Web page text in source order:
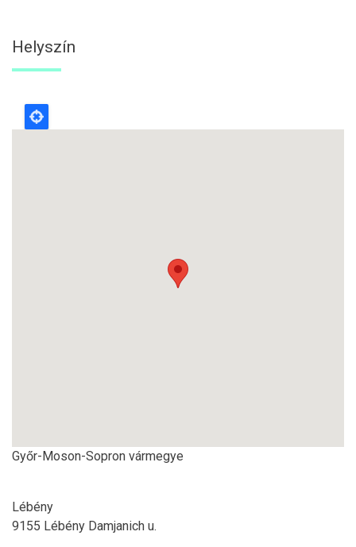
Helyszín
Győr-Moson-Sopron vármegye
Lébény
9155 Lébény Damjanich u.